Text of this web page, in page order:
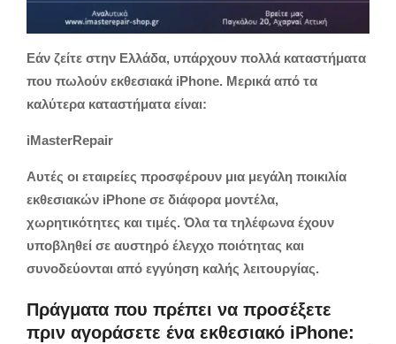
Εάν ζείτε στην Ελλάδα, υπάρχουν πολλά καταστήματα
που πωλούν εκθεσιακά iPhone. Μερικά από τα
καλύτερα καταστήματα είναι:
iMasterRepair
Αυτές οι εταιρείες προσφέρουν μια μεγάλη ποικιλία
εκθεσιακών iPhone σε διάφορα μοντέλα,
χωρητικότητες και τιμές. Όλα τα τηλέφωνα έχουν
υποβληθεί σε αυστηρό έλεγχο ποιότητας και
συνοδεύονται από εγγύηση καλής λειτουργίας.
Πράγματα που πρέπει να προσέξετε
πριν αγοράσετε ένα εκθεσιακό iPhone: